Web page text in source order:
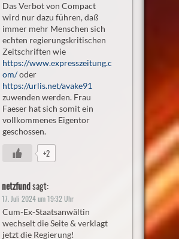
Das Verbot von Compact
wird nur dazu führen, daß
immer mehr Menschen sich
echten regierungskritischen
Zeitschriften wie
https://www.expresszeitung.c
om/oder
https://urlis.net/avake91
zuwenden werden. Frau
Faeser hat sich somit ein
vollkommenes Eigentor
geschossen.
+2
netzfundsagt:
17. Juli 2024 um 19:32 Uhr
Cum-Ex-Staatsanwältin
wechselt die Seite & verklagt
jetzt die Regierung!